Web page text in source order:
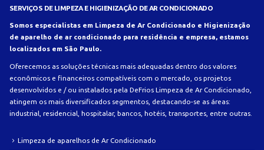
SERVIÇOS DE LIMPEZA E HIGIENIZAÇÃO DE AR CONDICIONADO
Somos especialistas em Limpeza de Ar Condicionado e Higienização
de aparelho de ar condicionado para residência e empresa, estamos
localizados em São Paulo.
Oferecemos as soluções técnicas mais adequadas dentro dos valores
econômicos e financeiros compatíveis com o mercado, os projetos
desenvolvidos e / ou instalados pela DeFrios Limpeza de Ar Condicionado,
atingem os mais diversificados segmentos, destacando-se as áreas:
industrial, residencial, hospitalar, bancos, hotéis, transportes, entre outras.
Limpeza de aparelhos de Ar Condicionado